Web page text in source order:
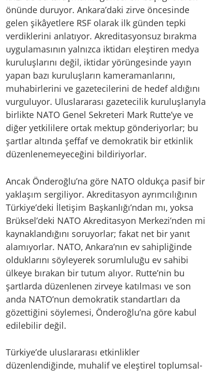
önünde duruyor. Ankara’daki zirve öncesinde
gelen şikâyetlere RSF olarak ilk günden tepki
verdiklerini anlatıyor. Akreditasyonsuz bırakma
uygulamasının yalnızca iktidarı eleştiren medya
kuruluşlarını değil, iktidar yörüngesinde yayın
yapan bazı kuruluşların kameramanlarını,
muhabirlerini ve gazetecilerini de hedef aldığını
vurguluyor. Uluslararası gazetecilik kuruluşlarıyla
birlikte NATO Genel Sekreteri Mark Rutte’ye ve
diğer yetkililere ortak mektup gönderiyorlar; bu
şartlar altında şeffaf ve demokratik bir etkinlik
düzenlenemeyeceğini bildiriyorlar.
Ancak Önderoğlu’na göre NATO oldukça pasif bir
yaklaşım sergiliyor. Akreditasyon ayrımcılığının
Türkiye’deki İletişim Başkanlığı’ndan mı, yoksa
Brüksel’deki NATO Akreditasyon Merkezi’nden mi
kaynaklandığını soruyorlar; fakat net bir yanıt
alamıyorlar. NATO, Ankara’nın ev sahipliğinde
olduklarını söyleyerek sorumluluğu ev sahibi
ülkeye bırakan bir tutum alıyor. Rutte’nin bu
şartlarda düzenlenen zirveye katılması ve son
anda NATO’nun demokratik standartları da
gözettiğini söylemesi, Önderoğlu’na göre kabul
edilebilir değil.
Türkiye’de uluslararası etkinlikler
düzenlendiğinde, muhalif ve eleştirel toplumsal-